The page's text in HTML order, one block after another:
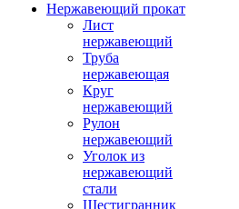
Нержавеющий прокат
Лист
нержавеющий
Труба
нержавеющая
Круг
нержавеющий
Рулон
нержавеющий
Уголок из
нержавеющий
стали
Шестигранник